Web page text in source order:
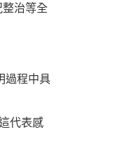
治等全
過程中具
代表感